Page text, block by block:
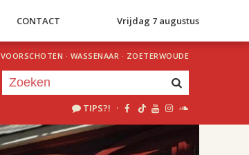
CONTACT Vrijdag 7 augustus
VOORSCHOTEN · WASSENAAR · ZOETERWOUDE
TIPS?! ·
Je luistert nu naar